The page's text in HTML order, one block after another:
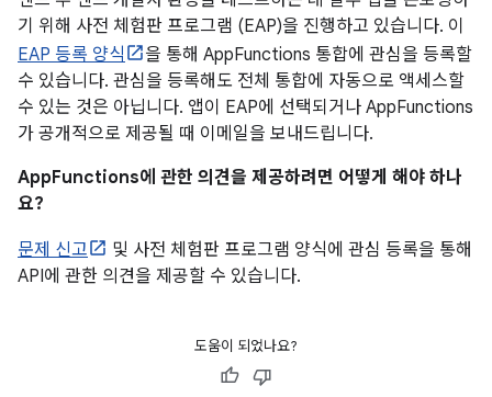
기 위해 사전 체험판 프로그램 (EAP)을 진행하고 있습니다. 이
EAP 등록 양식
을 통해 AppFunctions 통합에 관심을 등록할
수 있습니다. 관심을 등록해도 전체 통합에 자동으로 액세스할
수 있는 것은 아닙니다. 앱이 EAP에 선택되거나 AppFunctions
가 공개적으로 제공될 때 이메일을 보내드립니다.
AppFunctions에 관한 의견을 제공하려면 어떻게 해야 하나
요?
문제 신고
및 사전 체험판 프로그램 양식에 관심 등록을 통해
API에 관한 의견을 제공할 수 있습니다.
도움이 되었나요?